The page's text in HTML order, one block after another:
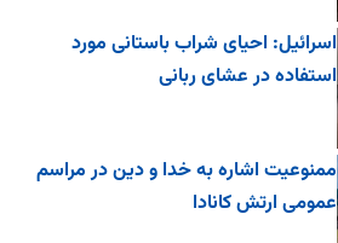
اسرائیل: احیای شراب باستانی مورد
استفاده در عشای ربانی
ممنوعیت اشاره به خدا و دین در مراسم
عمومی ارتش کانادا